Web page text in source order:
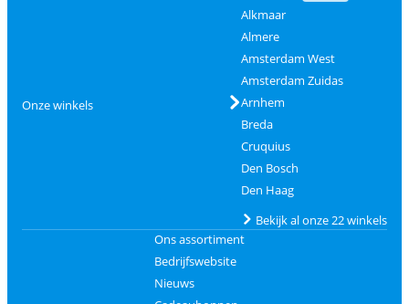
Onze winkels
Alkmaar
Almere
Amsterdam West
Amsterdam Zuidas
Arnhem
Breda
Cruquius
Den Bosch
Den Haag
Bekijk al onze 22 winkels
Ons assortiment
Bedrijfswebsite
Nieuws